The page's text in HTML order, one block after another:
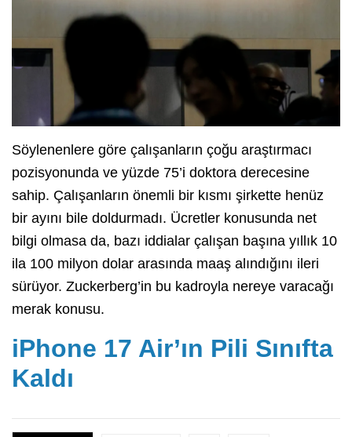
Söylenenlere göre çalışanların çoğu araştırmacı
pozisyonunda ve yüzde 75’i doktora derecesine
sahip. Çalışanların önemli bir kısmı şirkette henüz
bir ayını bile doldurmadı. Ücretler konusunda net
bilgi olmasa da, bazı iddialar çalışan başına yıllık 10
ila 100 milyon dolar arasında maaş alındığını ileri
sürüyor. Zuckerberg’in bu kadroyla nereye varacağı
merak konusu.
iPhone 17 Air’ın Pili Sınıfta
Kaldı